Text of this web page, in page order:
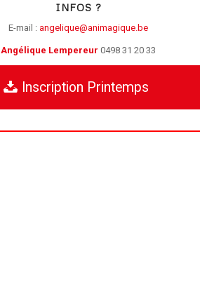
INFOS ?
E-mail :angelique@animagique.be
Angélique Lempereur 0498 31 20 33
Inscription Printemps